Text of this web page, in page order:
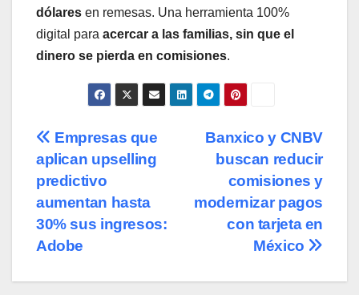
dólares en remesas. Una herramienta 100%
digital para acercar a las familias, sin que el
dinero se pierda en comisiones.
Navegación
de
entradas
Banxico y CNBV
buscan reducir
comisiones y
modernizar pagos
con tarjeta en
México
Empresas que
aplican upselling
predictivo
aumentan hasta
30% sus ingresos:
Adobe